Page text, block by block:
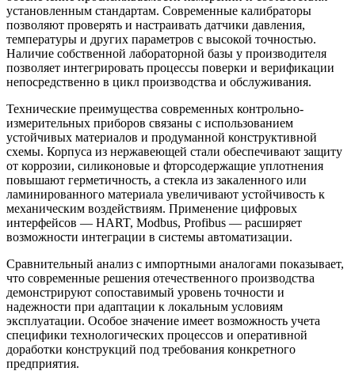
установленным стандартам. Современные калибраторы
позволяют проверять и настраивать датчики давления,
температуры и других параметров с высокой точностью.
Наличие собственной лабораторной базы у производителя
позволяет интегрировать процессы поверки и верификации
непосредственно в цикл производства и обслуживания.
Технические преимущества современных контрольно-
измерительных приборов связаны с использованием
устойчивых материалов и продуманной конструктивной
схемы. Корпуса из нержавеющей стали обеспечивают защиту
от коррозии, силиконовые и фторсодержащие уплотнения
повышают герметичность, а стекла из закаленного или
ламинированного материала увеличивают устойчивость к
механическим воздействиям. Применение цифровых
интерфейсов — HART, Modbus, Profibus — расширяет
возможности интеграции в системы автоматизации.
Сравнительный анализ с импортными аналогами показывает,
что современные решения отечественного производства
демонстрируют сопоставимый уровень точности и
надежности при адаптации к локальным условиям
эксплуатации. Особое значение имеет возможность учета
специфики технологических процессов и оперативной
доработки конструкций под требования конкретного
предприятия.